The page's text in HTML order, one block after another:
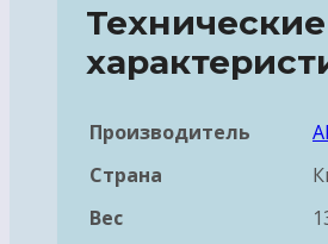
Технические
Производитель
Страна
Вес